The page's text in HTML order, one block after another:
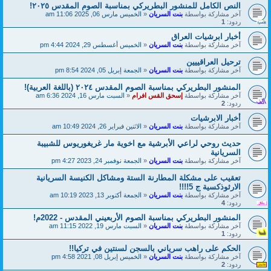
النص الكامل للمنشور البطريركي بمناسبة الصوم المقدس ٢٠٢٥!
آخر مشاركة بواسطةبنت السريان«الخميس مارس 06, 2025 11:06 am
ردود: 1
أخبار ابرشيات العراق
آخر مشاركة بواسطةبنت السريان«الخميس أغسطس 29, 2024 4:44 pm
ترحيل العراقييين
آخر مشاركة بواسطةبنت السريان«الجمعة إبريل 05, 2024 8:54 pm
المنشور البطريركي بمناسبة الصوم المقدس ٢٠٢٤ (باللغة العربية)!
آخر مشاركة بواسطةإسحق القس افرام«السبت مارس 16, 2024 6:36 am
ردود: 2
أخبار الابرشيات
آخر مشاركة بواسطةبنت السريان«الاثنين فبراير 26, 2024 10:49 am
حديث روحي لراعي الأبرشية مع اخوية مار غريغوريوس للشبيبة
السريانية
آخر مشاركة بواسطةبنت السريان«الجمعة نوفمبر 24, 2023 4:27 pm
تعقيب على مشكلة المطارنة الستة ومشاكل الكنيسة السريانية
الارثوذكسية ج 5!!!!
آخر مشاركة بواسطةبنت السريان«الجمعة أكتوبر 13, 2023 10:19 am
ردود: 4
المنشور البطريركي بمناسبة الصوم الأربعيني المقدس - 2022م!
آخر مشاركة بواسطةبنت السريان«السبت مارس 19, 2022 11:15 am
ردود: 1
الحكم على راهب سرياني بالسجن لسنتين في تركيا!!
آخر مشاركة بواسطةبنت السريان«الخميس إبريل 08, 2021 4:58 pm
ردود: 2